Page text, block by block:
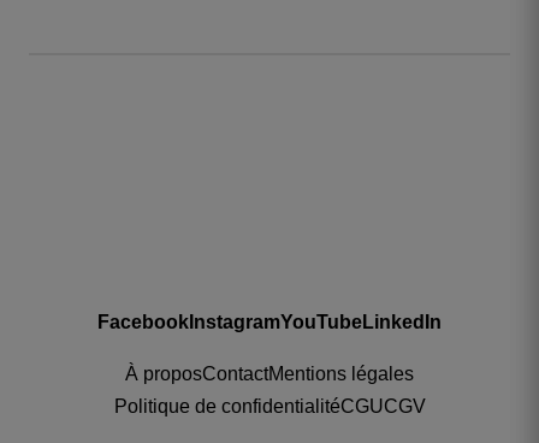
Facebook InstagramYouTubeLinkedIn
À proposContactMentions légales
Politique de confidentialitéCGUCGV